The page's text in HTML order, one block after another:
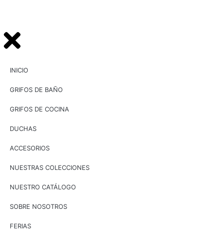
INICIO
GRIFOS DE BAÑO
GRIFOS DE COCINA
DUCHAS
ACCESORIOS
NUESTRAS COLECCIONES
NUESTRO CATÁLOGO
SOBRE NOSOTROS
FERIAS